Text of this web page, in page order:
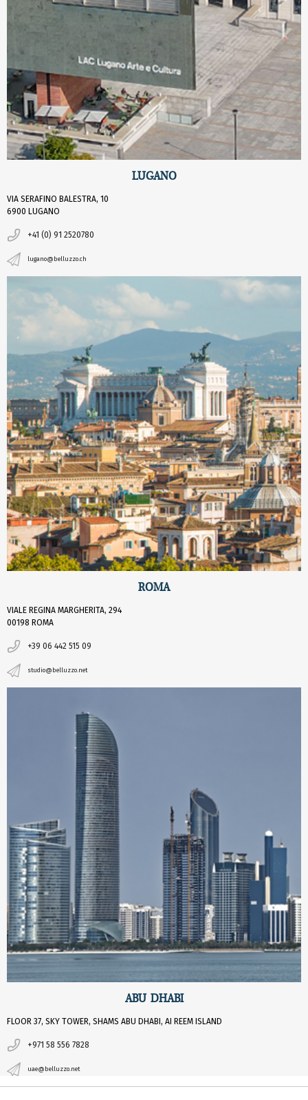
LUGANO
VIA SERAFINO BALESTRA, 10
6900 LUGANO
+41 (0) 91 2520780
lugano@belluzzo.ch
ROMA
VIALE REGINA MARGHERITA, 294
00198 ROMA
+39 06 442 515 09
studio@belluzzo.net
ABU DHABI
FLOOR 37, SKY TOWER, SHAMS ABU DHABI, AI REEM ISLAND
+971 58 556 7828
uae@belluzzo.net